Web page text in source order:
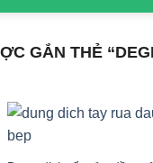
GẮN THẺ